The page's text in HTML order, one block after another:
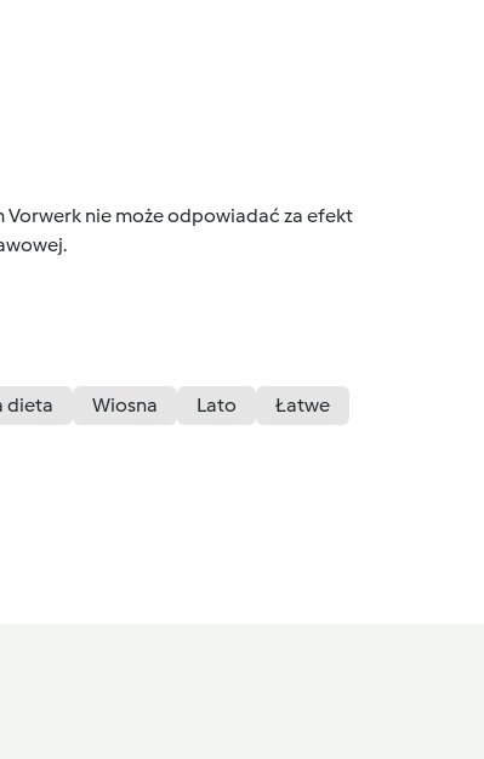
Vorwerk nie może odpowiadać za efekt
dieta Wiosna Lato
Łatwe